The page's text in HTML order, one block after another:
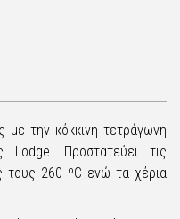
την κόκκινη τετράγωνη
Προστατεύει τις
τους 260 ºC ενώ τα χέρια